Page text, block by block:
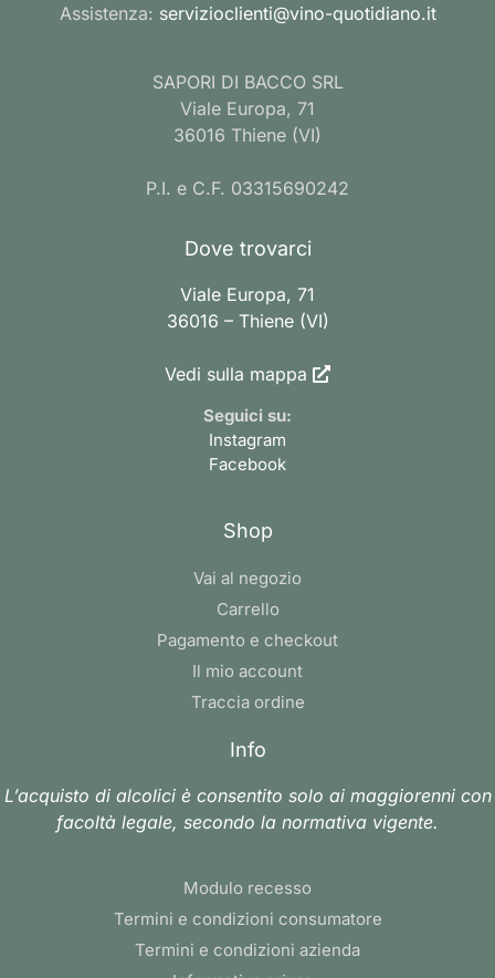
Assistenza: servizioclienti@vino-quotidiano.it
SAPORI DI BACCO SRL
Viale Europa, 71
36016 Thiene (VI)
P.I. e C.F. 03315690242
Dove trovarci
Viale Europa, 71
36016 – Thiene (VI)
Vedi sulla mappa
Seguici su:
Instagram
Facebook
Shop
Vai al negozio
Carrello
Pagamento e checkout
Il mio account
Traccia ordine
Info
L’acquisto di alcolici è consentito solo ai maggiorenni con
facoltà legale, secondo la normativa vigente.
Modulo recesso
Termini e condizioni consumatore
Termini e condizioni azienda